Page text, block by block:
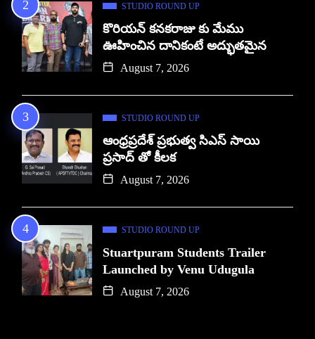
STUDIO ROUND UP
కొరియన్ కనకరాజు కు మేము
ఊహించిన దానికంటే అద్భుతమైన
August 7, 2026
STUDIO ROUND UP
ఆంధ్రప్రదేశ్ ప్రభుత్వ సిఎస్ సాయి
ప్రసాద్ తో కీలక
August 7, 2026
STUDIO ROUND UP
Stuartpuram Students Trailer
Launched by Venu Udugula
August 7, 2026